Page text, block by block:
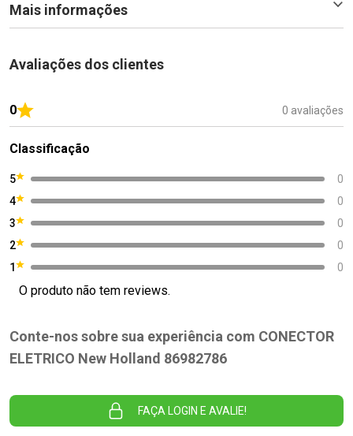
Mais informações
Avaliações dos clientes
0 0 avaliações
Classificação
5
0
4
0
3
0
2
0
1
0
O produto não tem reviews.
Conte-nos sobre sua experiência com CONECTOR
ELETRICO New Holland 86982786
FAÇA LOGIN E AVALIE!